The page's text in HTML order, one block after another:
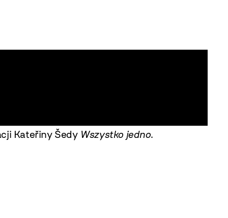
Kateřiny Šedy Wszystko jedno.